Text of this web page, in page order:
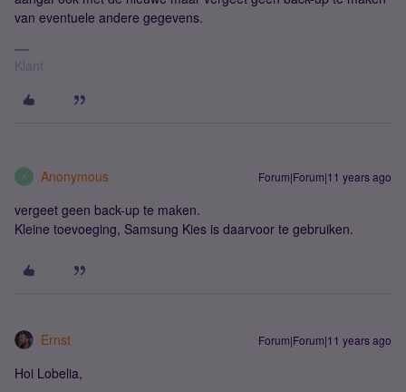
van eventuele andere gegevens.
Klant
A Anonymous Forum|Forum|11 years ago
vergeet geen back-up te maken.
Kleine toevoeging, Samsung Kies is daarvoor te gebruiken.
Ernst Forum|Forum|11 years ago
Hoi Lobelia,